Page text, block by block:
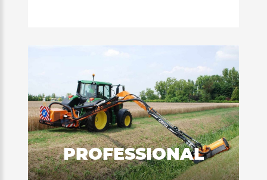
PROFESSIONAL